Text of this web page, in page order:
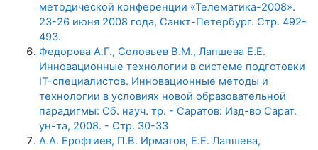
методической конференции «Телематика-2008».
23-26 июня 2008 года, Санкт-Петербург. Стр. 492-
493.
Федорова А.Г., Соловьев В.М., Лапшева Е.Е.
Инновационные технологии в системе подготовки
IT-специалистов. Инновационные методы и
технологии в условиях новой образовательной
парадигмы: Сб. науч. тр. - Саратов: Изд-во Сарат.
ун-та, 2008. - Стр. 30-33
А.А. Ерофтиев, П.В. Ирматов, Е.Е. Лапшева,